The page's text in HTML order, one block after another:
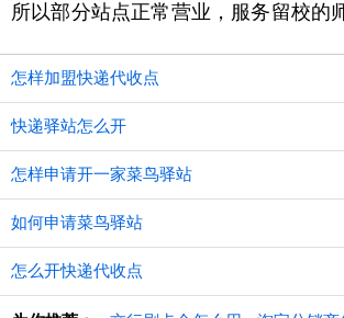
所以部分站点正常营业，服务留校的
怎样加盟快递代收点
快递驿站怎么开
怎样申请开一家菜鸟驿站
如何申请菜鸟驿站
怎么开快递代收点